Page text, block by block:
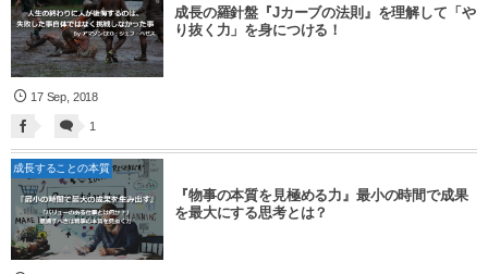
成長の羅針盤『Jカーブの法則』を理解して「や
り抜く力」を身につける！
17 Sep 2018
1
成長することの本質
『物事の本質を見極める力』最小の時間で成果
を最大にする思考とは？